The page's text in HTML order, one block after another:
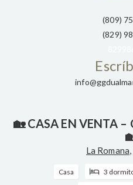
(809)
(829)
🏡 CASA EN VENTA
La Romana,
Casa 3